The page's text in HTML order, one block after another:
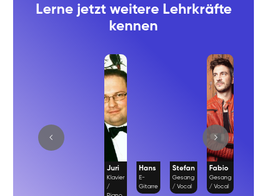
Lerne jetzt weitere Lehrkräfte
kennen
Juri
Klavier
/
Hans
E-
Gitarre
Stefan
Gesang
/ Vocal
Fabio
Gesang
/ Vocal